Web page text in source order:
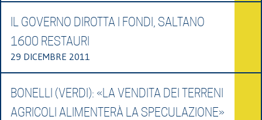
IL GOVERNO DIROTTA I FONDI, SALTANO
1600 RESTAURI
29 DICEMBRE 2011
BONELLI (VERDI): «LA VENDITA DEI TERRENI
AGRICOLI ALIMENTERÀ LA SPECULAZIONE»